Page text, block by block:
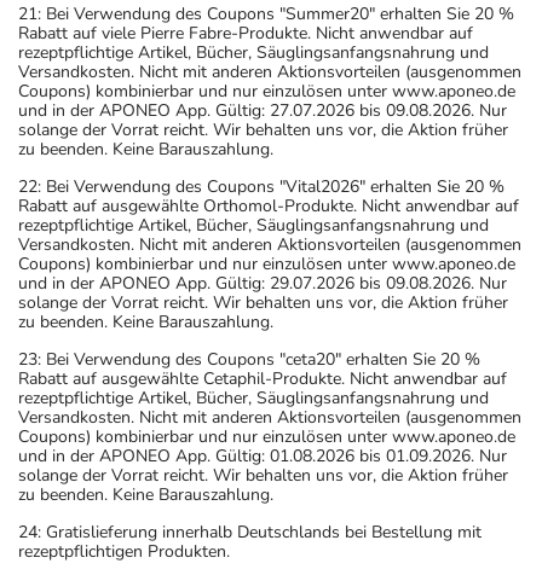
21: Bei Verwendung des Coupons "Summer20" erhalten Sie 20 %
Rabatt auf viele Pierre Fabre-Produkte. Nicht anwendbar auf
rezeptpflichtige Artikel, Bücher, Säuglingsanfangsnahrung und
Versandkosten. Nicht mit anderen Aktionsvorteilen (ausgenommen
Coupons) kombinierbar und nur einzulösen unter www.aponeo.de
und in der APONEO App. Gültig: 27.07.2026 bis 09.08.2026. Nur
solange der Vorrat reicht. Wir behalten uns vor, die Aktion früher
zu beenden. Keine Barauszahlung.
22: Bei Verwendung des Coupons "Vital2026" erhalten Sie 20 %
Rabatt auf ausgewählte Orthomol-Produkte. Nicht anwendbar auf
rezeptpflichtige Artikel, Bücher, Säuglingsanfangsnahrung und
Versandkosten. Nicht mit anderen Aktionsvorteilen (ausgenommen
Coupons) kombinierbar und nur einzulösen unter www.aponeo.de
und in der APONEO App. Gültig: 29.07.2026 bis 09.08.2026. Nur
solange der Vorrat reicht. Wir behalten uns vor, die Aktion früher
zu beenden. Keine Barauszahlung.
23: Bei Verwendung des Coupons "ceta20" erhalten Sie 20 %
Rabatt auf ausgewählte Cetaphil-Produkte. Nicht anwendbar auf
rezeptpflichtige Artikel, Bücher, Säuglingsanfangsnahrung und
Versandkosten. Nicht mit anderen Aktionsvorteilen (ausgenommen
Coupons) kombinierbar und nur einzulösen unter www.aponeo.de
und in der APONEO App. Gültig: 01.08.2026 bis 01.09.2026. Nur
solange der Vorrat reicht. Wir behalten uns vor, die Aktion früher
zu beenden. Keine Barauszahlung.
24: Gratislieferung innerhalb Deutschlands bei Bestellung mit
rezeptpflichtigen Produkten.